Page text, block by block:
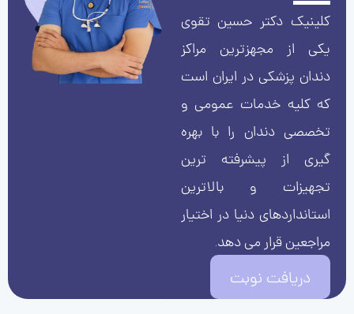
کلینیک دکتر حسین تقوی
یکی از مجهزترین مراکز
دندان پزشکی در ایران است
که کلیه خدمات عمومی و
تخصصی دندان را با بهره
گیری از پیشرفته ترین
تجهیزات و بالاترین
استانداردهای دنیا در اختیار
مراجعین قرار می دهد.
دریافت نوبت